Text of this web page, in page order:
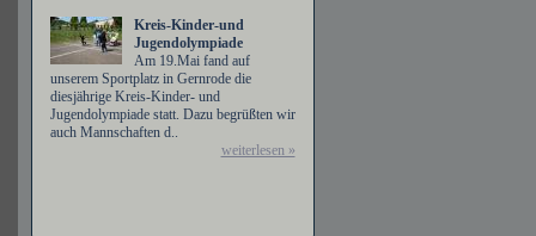
Kreis-Kinder-und
Jugendolympiade
Am 19.Mai fand auf
unserem Sportplatz in Gernrode die
diesjährige Kreis-Kinder- und
Jugendolympiade statt. Dazu begrüßten wir
auch Mannschaften d..
weiterlesen »